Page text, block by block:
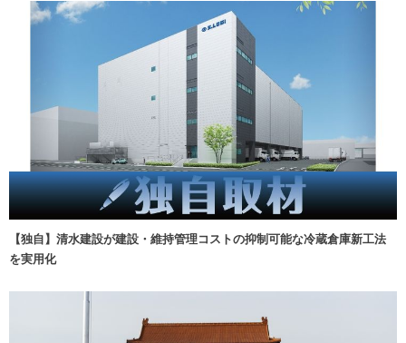
【独自】清水建設が建設・維持管理コストの抑制可能な冷蔵倉庫新工法
を実用化